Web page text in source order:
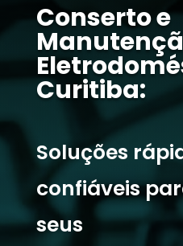
Conserto e
Curitiba:
Soluções
confiáveis
seus